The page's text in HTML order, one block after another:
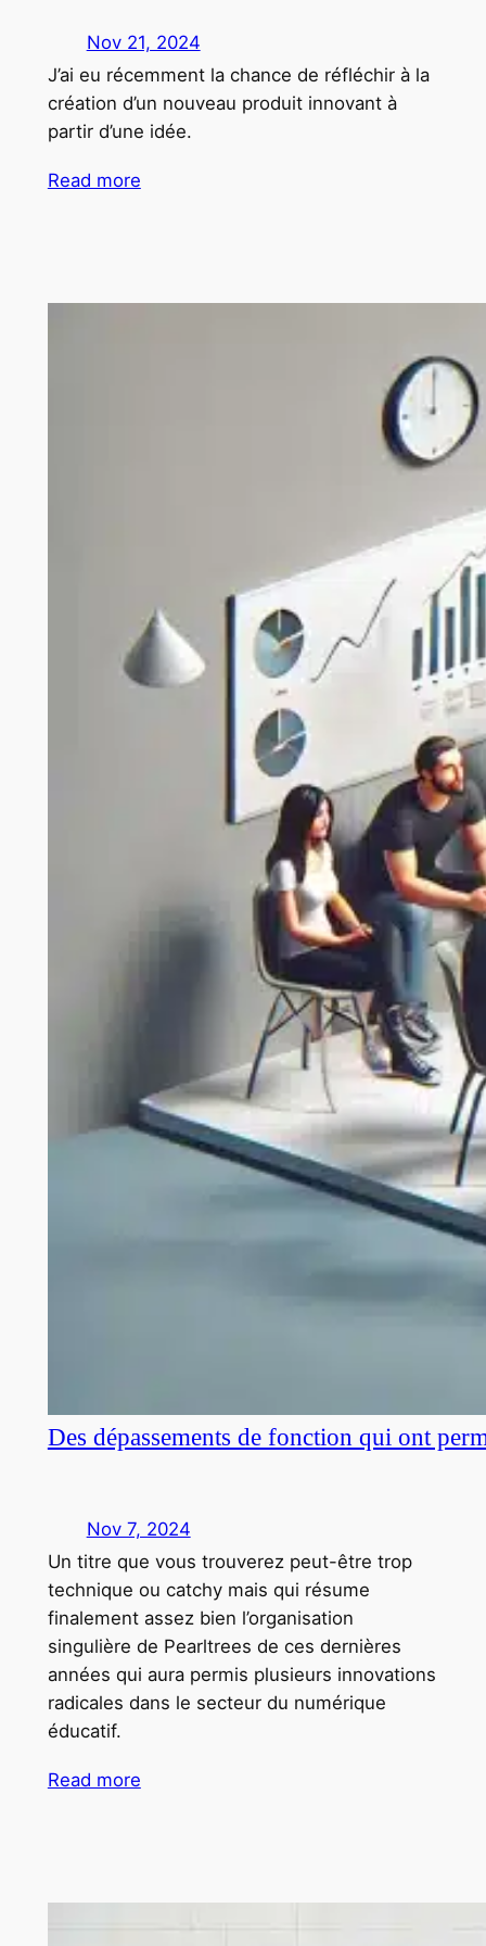
Nov 21, 2024
J’ai eu récemment la chance de réfléchir à la
création d’un nouveau produit innovant à
partir d’une idée.
Read more
Des dépassements de fonction qui ont
Nov 7, 2024
Un titre que vous trouverez peut-être trop
technique ou catchy mais qui résume
finalement assez bien l’organisation
singulière de Pearltrees de ces dernières
années qui aura permis plusieurs innovations
radicales dans le secteur du numérique
éducatif.
Read more